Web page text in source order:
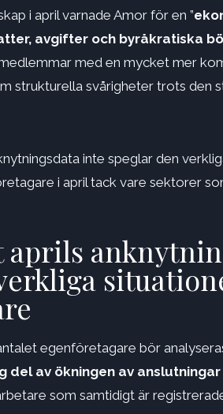
i april varnade Amor för en ”
avgifter och byråkratiska
med en mycket mer
strukturella svårigheter trots den
inte speglar den
i april tack vare sektorer
aprils
egenföretagare bör
del av ökningen av
som samtidigt är